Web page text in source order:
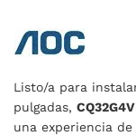
Listo/a para
pulgadas,
una experiencia